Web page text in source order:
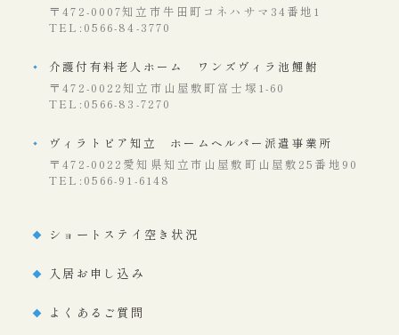
〒472-0007知立市牛田町コネハサマ34番地1
TEL:0566-84-3770
介護付有料老人ホーム ワンズヴィラ池鯉鮒
〒472-0022知立市山屋敷町富士塚1-60
TEL:0566-83-7270
ヴィラトピア知立 ホームヘルパー派遣事業所
〒472-0022愛知県知立市山屋敷町山屋敷25番地90
TEL:0566-91-6148
ショートステイ空き状況
入居お申し込み
よくあるご質問